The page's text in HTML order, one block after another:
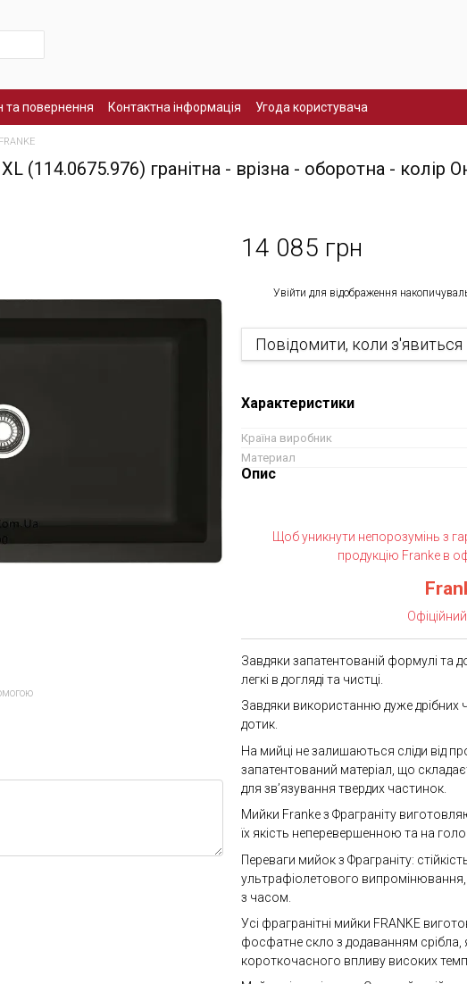
та повернення Контактна інформація Угода користувача
(114.0675.976) гранітна - врізна - оборотна - колір
14 085 грн
Увійти для відображення
Повідомити, коли з'явиться
Характеристики
Країна виробник
Материал
Опис
Щоб уникнути непорозумінь з
продукцію Franke в
Завдяки запатентованій формулі та
легкі в догляді та чистці.
Завдяки використанню дуже дрібних
дотик.
На мийці не залишаються сліди від
запатентований матеріал, що
для зв’язування твердих частинок.
Мийки Franke з Фраграніту
їх якість неперевершенною та на
Переваги мийок з Фраграніту:
ультрафіолетового випромінювання,
з часом.
Усі фрагранітні мийки FRANKE
фосфатне скло з додаванням срібла,
короткочасного впливу високих